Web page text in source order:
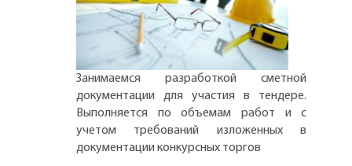
Занимаемся разработкой сметной
документации для участия в тендере.
Выполняется по объемам работ и с
учетом требований изложенных в
документации конкурсных торгов